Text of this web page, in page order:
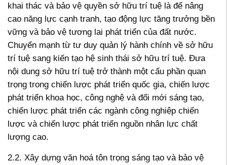
khai thác và bảo vệ quyền sở hữu trí tuệ là để nâng
cao năng lực cạnh tranh, tạo động lực tăng trưởng bền
vững và bảo vệ tương lai phát triển của đất nước.
Chuyển mạnh từ tư duy quản lý hành chính về sở hữu
trí tuệ sang kiến tạo hệ sinh thái sở hữu trí tuệ. Đưa
nội dung sở hữu trí tuệ trở thành một cấu phần quan
trọng trong chiến lược phát triển quốc gia, chiến lược
phát triển khoa học, công nghệ và đổi mới sáng tạo,
chiến lược phát triển các ngành công nghiệp chiến
lược và chiến lược phát triển nguồn nhân lực chất
lượng cao.
2.2. Xây dựng văn hoá tôn trọng sáng tạo và bảo vệ